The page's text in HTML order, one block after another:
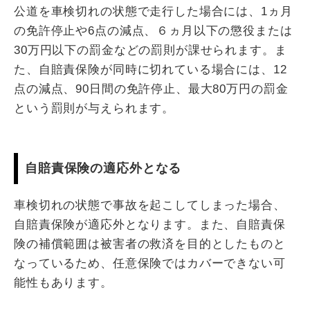
公道を車検切れの状態で走行した場合には、1ヵ月
の免許停止や6点の減点、６ヵ月以下の懲役または
30万円以下の罰金などの罰則が課せられます。ま
た、自賠責保険が同時に切れている場合には、12
点の減点、90日間の免許停止、最大80万円の罰金
という罰則が与えられます。
自賠責保険の適応外となる
車検切れの状態で事故を起こしてしまった場合、
自賠責保険が適応外となります。また、自賠責保
険の補償範囲は被害者の救済を目的としたものと
なっているため、任意保険ではカバーできない可
能性もあります。